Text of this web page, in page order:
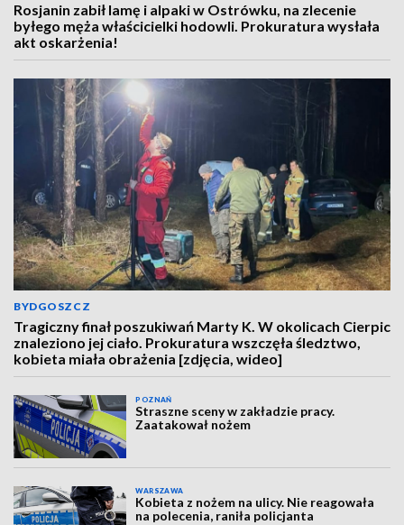
Rosjanin zabił lamę i alpaki w Ostrówku, na zlecenie
byłego męża właścicielki hodowli. Prokuratura wysłała
akt oskarżenia!
BYDGOSZCZ
Tragiczny finał poszukiwań Marty K. W okolicach Cierpic
znaleziono jej ciało. Prokuratura wszczęła śledztwo,
kobieta miała obrażenia [zdjęcia, wideo]
POZNAŃ
Straszne sceny w zakładzie pracy.
Zaatakował nożem
WARSZAWA
Kobieta z nożem na ulicy. Nie reagowała
na polecenia, raniła policjanta